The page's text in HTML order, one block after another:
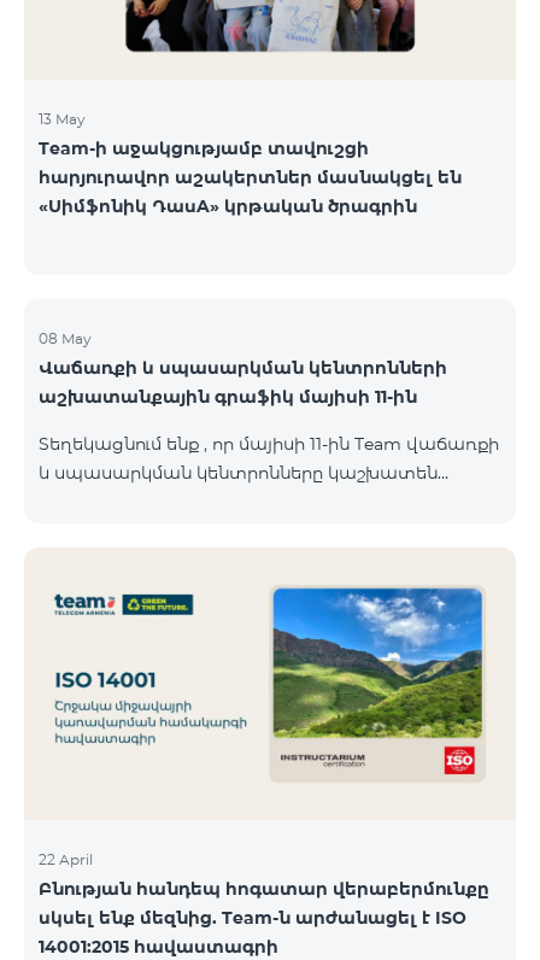
13 May
Team-ի աջակցությամբ տավուշցի
հարյուրավոր աշակերտներ մասնակցել են
«Սիմֆոնիկ ԴասA» կրթական ծրագրին
08 May
Վաճառքի և սպասարկման կենտրոնների
աշխատանքային գրաֆիկ մայիսի 11-ին
Տեղեկացնում ենք , որ մայիսի 11-ին Team վաճառքի
և սպասարկման կենտրոնները կաշխատեն
Բնականուն գրաֆիկը Մայիսի 11-ի փոփոխված
գրաֆիկը Երևան Կիլիկիա 09:00-18:00 09:00-17:00
Երևան Անդրանիկ 09:00-18:00 09:00-17:00 Երևան
ՀԱԹ 09:00-20:00 09:00-17:00 Երևան Ազատություն
09:00-19:00 09:00-17:00 Երևան Կոմիտաս 1 09:00-
19:00 09:00-17:00 Երևան Դավիթաշեն 09:00-20:00
22 April
Բնության հանդեպ հոգատար վերաբերմունքը
սկսել ենք մեզնից. Team-ն արժանացել է ISO
14001:2015 հավաստագրի